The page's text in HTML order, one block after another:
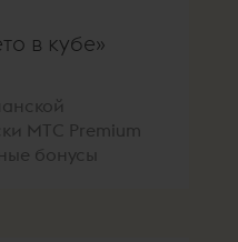
в кубе»
МТС Premium
бонусы